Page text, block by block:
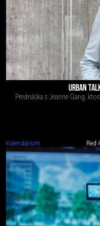
URBAN
Prednáška s Jeanne Gang,
Kalendárium Red